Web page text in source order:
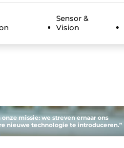
Sensor &
Vision
missie: we streven ernaar ons
nieuwe technologie te introduceren.”